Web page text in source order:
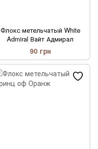
Флокс метельчатый White
Admiral Вайт Адмирал
90 грн